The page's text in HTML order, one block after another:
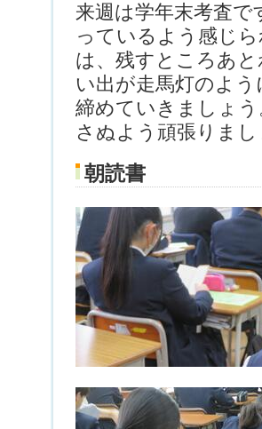
来週は学年末考査
っているよう感じ
は、残すところあ
い出が走馬灯のよ
締めていきましょ
さぬよう頑張りまし
朝読書